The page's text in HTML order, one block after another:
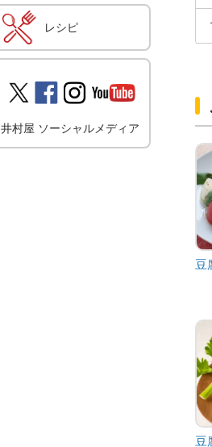
レシピ
井村屋 ソーシャルメディア
豆
豆